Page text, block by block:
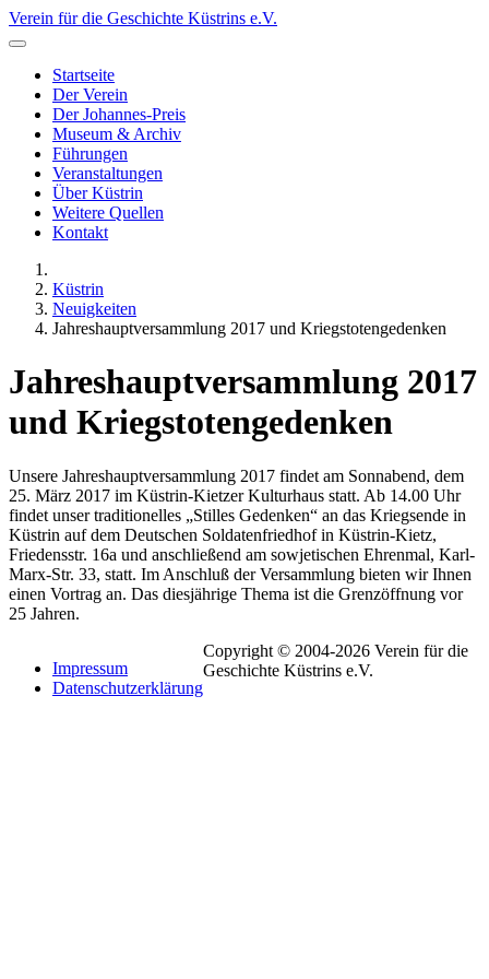
Verein für die Geschichte Küstrins e.V.
Startseite
Der Verein
Der Johannes-Preis
Museum & Archiv
Führungen
Veranstaltungen
Über Küstrin
Weitere Quellen
Kontakt
Küstrin
Neuigkeiten
Jahreshauptversammlung 2017 und Kriegstotengedenken
Jahreshauptversammlung 2017
und Kriegstotengedenken
Unsere Jahreshauptversammlung 2017 findet am Sonnabend, dem
25. März 2017 im Küstrin-Kietzer Kulturhaus statt. Ab 14.00 Uhr
findet unser traditionelles „Stilles Gedenken“ an das Kriegsende in
Küstrin auf dem Deutschen Soldatenfriedhof in Küstrin-Kietz,
Friedensstr. 16a und anschließend am sowjetischen Ehrenmal, Karl-
Marx-Str. 33, statt. Im Anschluß der Versammlung bieten wir Ihnen
einen Vortrag an. Das diesjährige Thema ist die Grenzöffnung vor
25 Jahren.
Impressum
Datenschutzerklärung
Copyright © 2004-2026 Verein für die
Geschichte Küstrins e.V.